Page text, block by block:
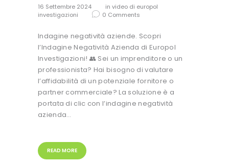
16 Settembre 2024 invideo di europol
investigazioni
0 Comments
Indagine negatività aziende. Scopri
l’Indagine Negatività Azienda di Europol
Investigazioni! 👥 Sei un imprenditore o un
professionista? Hai bisogno di valutare
l’affidabilità di un potenziale fornitore o
partner commerciale? La soluzione è a
portata di clic con l’indagine negatività
azienda…
READ MORE